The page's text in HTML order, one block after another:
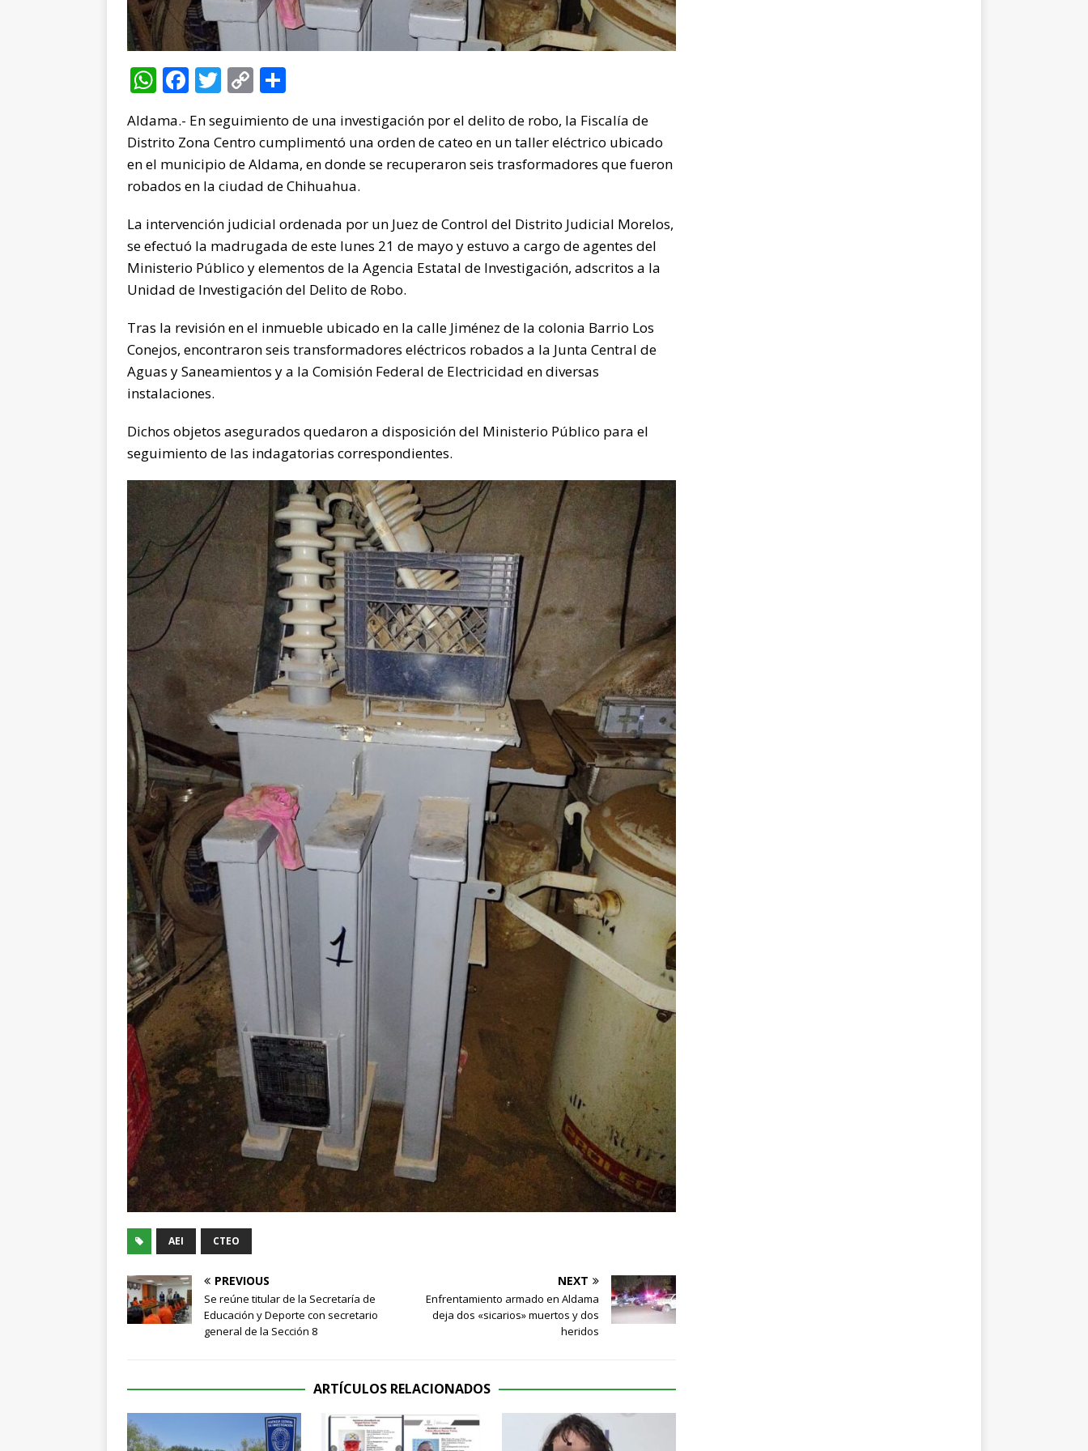
W
at
s
A
p
F
c
e
b
o
k
T
it
te
r
C
p
y
Li
k
m
p
ar
r
Aldama.- En seguimiento de una investigación por el delito de robo, la Fiscalía de
Distrito Zona Centro cumplimentó una orden de cateo en un taller eléctrico ubicado
en el municipio de Aldama, en donde se recuperaron seis trasformadores que fueron
robados en la ciudad de Chihuahua.
La intervención judicial ordenada por un Juez de Control del Distrito Judicial Morelos,
se efectuó la madrugada de este lunes 21 de mayo y estuvo a cargo de agentes del
Ministerio Público y elementos de la Agencia Estatal de Investigación, adscritos a la
Unidad de Investigación del Delito de Robo.
Tras la revisión en el inmueble ubicado en la calle Jiménez de la colonia Barrio Los
Conejos, encontraron seis transformadores eléctricos robados a la Junta Central de
Aguas y Saneamientos y a la Comisión Federal de Electricidad en diversas
instalaciones.
Dichos objetos asegurados quedaron a disposición del Ministerio Público para el
seguimiento de las indagatorias correspondientes.
AEI CTEO
PREVIOUS
Se reúne titular de la Secretaría de
Educación y Deporte con secretario
general de la Sección 8
NEXT
Enfrentamiento armado en Aldama
deja dos «sicarios» muertos y dos
heridos
ARTÍCULOS RELACIONADOS